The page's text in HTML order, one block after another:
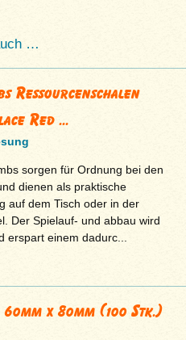
…
Ressourcenschalen
Red ...
sorgen für Ordnung bei den
dienen als praktische
auf dem Tisch oder in der
Der Spielauf- und abbau wird
erspart einem dadurc...
x 80mm (100 Stk.)